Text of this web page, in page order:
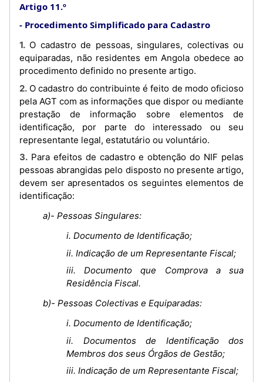
Artigo 11.º
Procedimento Simplificado para Cadastro
1. O cadastro de pessoas, singulares, colectivas ou
equiparadas, não residentes em Angola obedece ao
procedimento definido no presente artigo.
2. O cadastro do contribuinte é feito de modo oficioso
pela AGT com as informações que dispor ou mediante
prestação de informação sobre elementos de
identificação, por parte do interessado ou seu
representante legal, estatutário ou voluntário.
3. Para efeitos de cadastro e obtenção do NIF pelas
pessoas abrangidas pelo disposto no presente artigo,
devem ser apresentados os seguintes elementos de
identificação:
a)- Pessoas Singulares:
i. Documento de Identificação;
ii. Indicação de um Representante Fiscal;
iii. Documento que Comprova a sua
Residência Fiscal.
b)- Pessoas Colectivas e Equiparadas:
i. Documento de Identificação;
ii. Documentos de Identificação dos
Membros dos seus Órgãos de Gestão;
iii. Indicação de um Representante Fiscal;